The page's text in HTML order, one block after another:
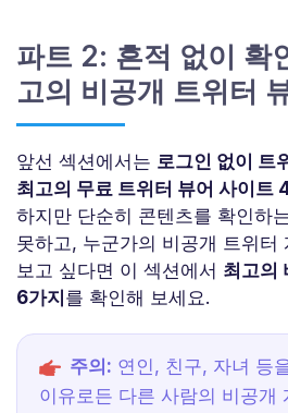
파트 2: 흔적 없이 확
고의 비공개 트위터
앞선 섹션에서는 로그인 없이 트
최고의 무료 트위터 뷰어 사이트
하지만 단순히 콘텐츠를 확인하
못하고, 누군가의 비공개 트위터
보고 싶다면 이 섹션에서 최고의
6가지 를 확인해 보세요.
주의: 연인, 친구, 자녀 등
이유로든 다른 사람의 비공개